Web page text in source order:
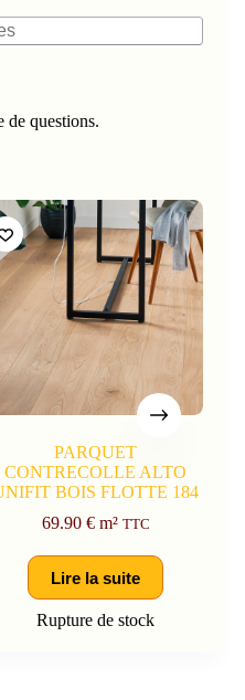
de questions.
PARQUET
CONTRECOLLE ALTO
BOIS FLOTTE 184
69.90 €m² TTC
Lire la suite
Rupture de stock